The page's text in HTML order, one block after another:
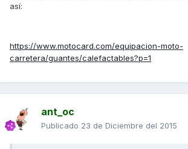
así:
https://www.motocard.com/equipacion-moto-
carretera/guantes/calefactables?p=1
ant_oc
Publicado 23 de Diciembre del 2015